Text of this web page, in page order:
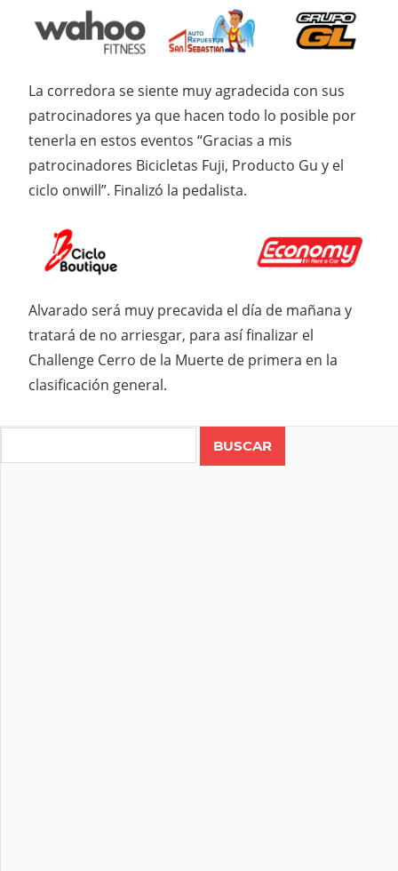
La corredora se siente muy agradecida con sus
patrocinadores ya que hacen todo lo posible por
tenerla en estos eventos “Gracias a mis
patrocinadores Bicicletas Fuji, Producto Gu y el
ciclo onwill”. Finalizó la pedalista.
Alvarado será muy precavida el día de mañana y
tratará de no arriesgar, para así finalizar el
Challenge Cerro de la Muerte de primera en la
clasificación general.